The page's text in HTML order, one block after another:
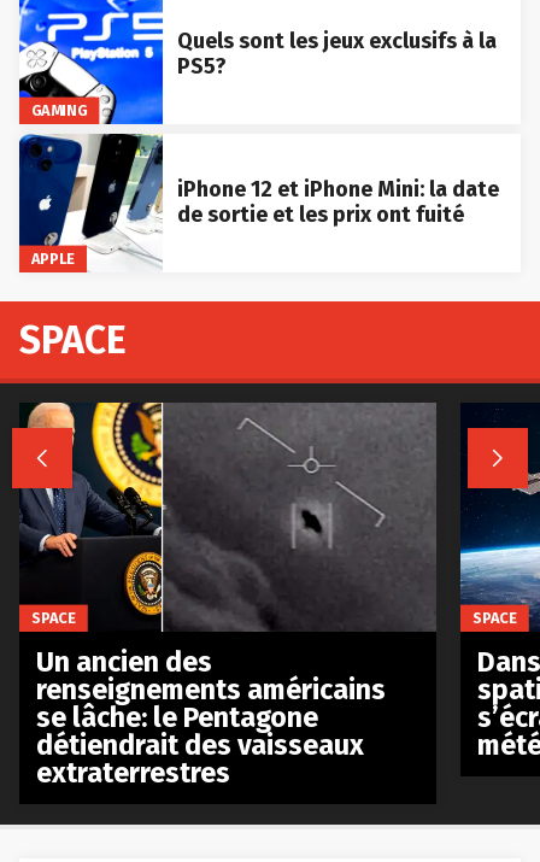
GAMING
Quels sont les jeux exclusifs à la
PS5?
APPLE
iPhone 12 et iPhone Mini: la date
de sortie et les prix ont fuité
SPACE
 
SPACE
Un ancien des
renseignements américains
se lâche: le Pentagone
détiendrait des vaisseaux
extraterrestres
SPACE